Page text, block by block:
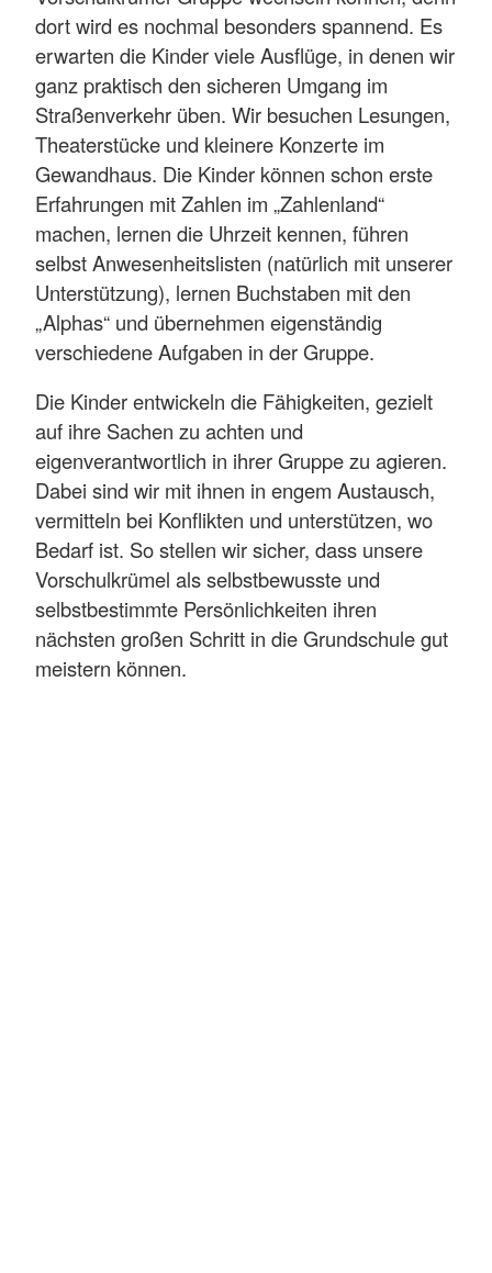
dort wird es nochmal besonders spannend. Es
erwarten die Kinder viele Ausflüge, in denen wir
ganz praktisch den sicheren Umgang im
Straßenverkehr üben. Wir besuchen Lesungen,
Theaterstücke und kleinere Konzerte im
Gewandhaus. Die Kinder können schon erste
Erfahrungen mit Zahlen im „Zahlenland“
machen, lernen die Uhrzeit kennen, führen
selbst Anwesenheitslisten (natürlich mit unserer
Unterstützung), lernen Buchstaben mit den
„Alphas“ und übernehmen eigenständig
verschiedene Aufgaben in der Gruppe.
Die Kinder entwickeln die Fähigkeiten, gezielt
auf ihre Sachen zu achten und
eigenverantwortlich in ihrer Gruppe zu agieren.
Dabei sind wir mit ihnen in engem Austausch,
vermitteln bei Konflikten und unterstützen, wo
Bedarf ist. So stellen wir sicher, dass unsere
Vorschulkrümel als selbstbewusste und
selbstbestimmte Persönlichkeiten ihren
nächsten großen Schritt in die Grundschule gut
meistern können.